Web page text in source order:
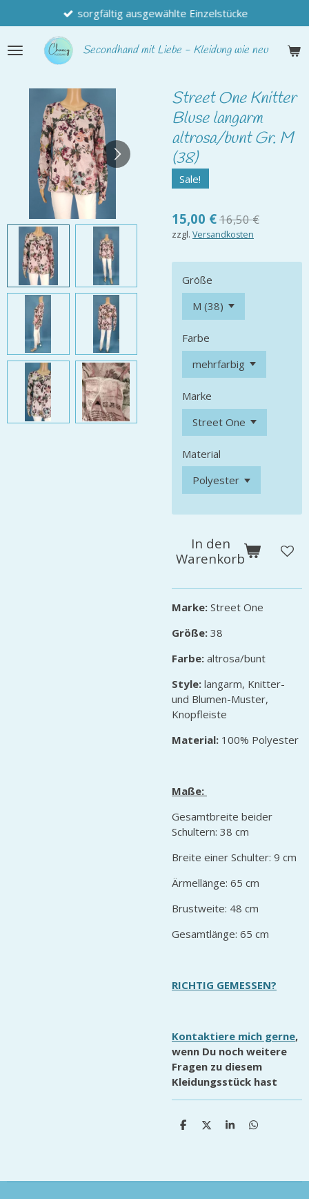
Hauptinhalt
springen
Secondhandmit Liebe - Kleidung wie neu
sorgfältig ausgewählte Einzelstücke
Street One Knitter
Bluse langarm
altrosa/bunt Gr. M
(38)
Sale!
15,00 €16,50 €
zzgl. Versandkosten
Größe
Farbe
Marke
Material
In den
Warenkorb
Marke: Street One
Größe: 38
Farbe: altrosa/bunt
Style: langarm, Knitter-
und Blumen-Muster,
Knopfleiste
Material: 100% Polyester
Maße:
Gesamtbreite beider
Schultern: 38 cm
Breite einer Schulter: 9 cm
Ärmellänge: 65 cm
Brustweite: 48 cm
Gesamtlänge: 65 cm
RICHTIG GEMESSEN?
Kontaktiere mich gerne,
wenn Du noch weitere
Fragen zu diesem
Kleidungsstück hast
T
n
T
n
T
n
T
n